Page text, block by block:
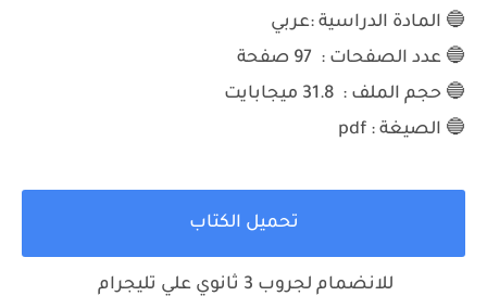
🔵 المادة الدراسية :عربي
🔵 عدد الصفحات : 97 صفحة
🔵 حجم الملف : 31.8 ميجابايت
🔵 الصيغة : pdf
تحميل الكتاب
للانضمام لجروب 3 ثانوي علي تليجرام